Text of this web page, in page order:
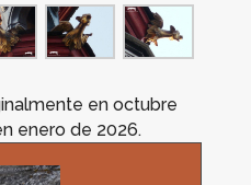
en octubre
enero de 2026.